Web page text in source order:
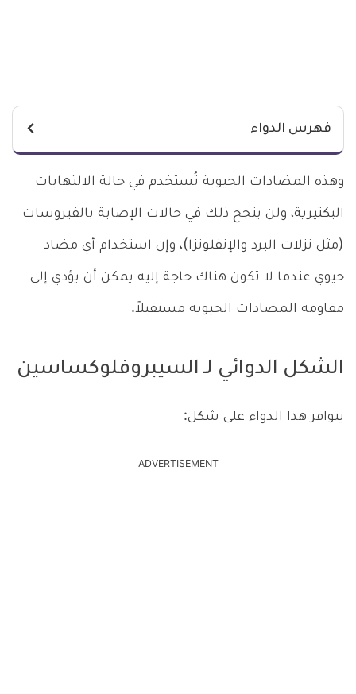
فهرس الدواء
وهذه المضادات الحيوية تُستخدم في حالة الالتهابات
البكتيرية، ولن ينجح ذلك في حالات الإصابة بالفيروسات
(مثل نزلات البرد والإنفلونزا)، وإن استخدام أي مضاد
حيوي عندما لا تكون هناك حاجة إليه يمكن أن يؤدي إلى
مقاومة المضادات الحيوية مستقبلاً.
الشكل الدوائي لـ السيبروفلوكساسين
يتوافر هذا الدواء على شكل:
ADVERTISEMENT